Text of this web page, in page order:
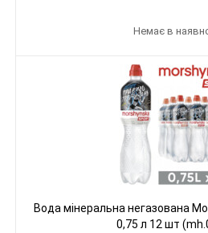
Немає в
Вода мінеральна негазована
0,75 л 12 шт